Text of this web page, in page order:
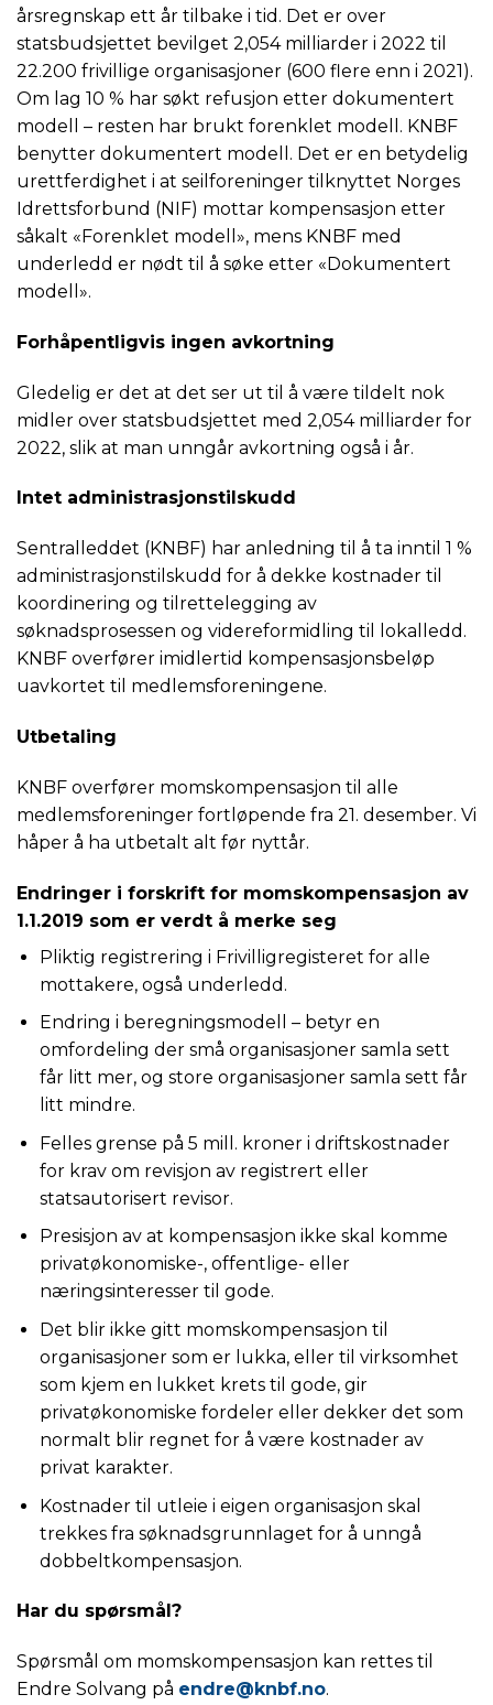
årsregnskap ett år tilbake i tid. Det er over
statsbudsjettet bevilget 2,054 milliarder i 2022 til
22.200 frivillige organisasjoner (600 flere enn i 2021).
Om lag 10 % har søkt refusjon etter dokumentert
modell – resten har brukt forenklet modell. KNBF
benytter dokumentert modell. Det er en betydelig
urettferdighet i at seilforeninger tilknyttet Norges
Idrettsforbund (NIF) mottar kompensasjon etter
såkalt «Forenklet modell», mens KNBF med
underledd er nødt til å søke etter «Dokumentert
modell».
Forhåpentligvis ingen avkortning
Gledelig er det at det ser ut til å være tildelt nok
midler over statsbudsjettet med 2,054 milliarder for
2022, slik at man unngår avkortning også i år.
Intet administrasjonstilskudd
Sentralleddet (KNBF) har anledning til å ta inntil 1 %
administrasjonstilskudd for å dekke kostnader til
koordinering og tilrettelegging av
søknadsprosessen og videreformidling til lokalledd.
KNBF overfører imidlertid kompensasjonsbeløp
uavkortet til medlemsforeningene.
Utbetaling
KNBF overfører momskompensasjon til alle
medlemsforeninger fortløpende fra 21. desember. Vi
håper å ha utbetalt alt før nyttår.
Endringer i forskrift for momskompensasjon av
1.1.2019 som er verdt å merke seg
Pliktig registrering i Frivilligregisteret for alle
mottakere, også underledd.
Endring i beregningsmodell – betyr en
omfordeling der små organisasjoner samla sett
får litt mer, og store organisasjoner samla sett får
litt mindre.
Felles grense på 5 mill. kroner i driftskostnader
for krav om revisjon av registrert eller
statsautorisert revisor.
Presisjon av at kompensasjon ikke skal komme
privatøkonomiske-, offentlige- eller
næringsinteresser til gode.
Det blir ikke gitt momskompensasjon til
organisasjoner som er lukka, eller til virksomhet
som kjem en lukket krets til gode, gir
privatøkonomiske fordeler eller dekker det som
normalt blir regnet for å være kostnader av
privat karakter.
Kostnader til utleie i eigen organisasjon skal
trekkes fra søknadsgrunnlaget for å unngå
dobbeltkompensasjon.
Har du spørsmål?
Spørsmål om momskompensasjon kan rettes til
Endre Solvang på endre@knbf.no.